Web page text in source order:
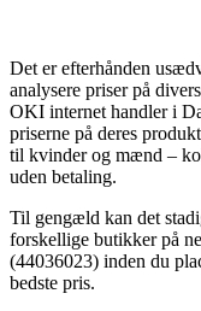
Det er efterhånden
analysere priser på
OKI internet handler i
priserne på deres
til kvinder og mænd –
uden betaling.
Til gengæld kan det
forskellige butikker på
(44036023) inden du
bedste pris.